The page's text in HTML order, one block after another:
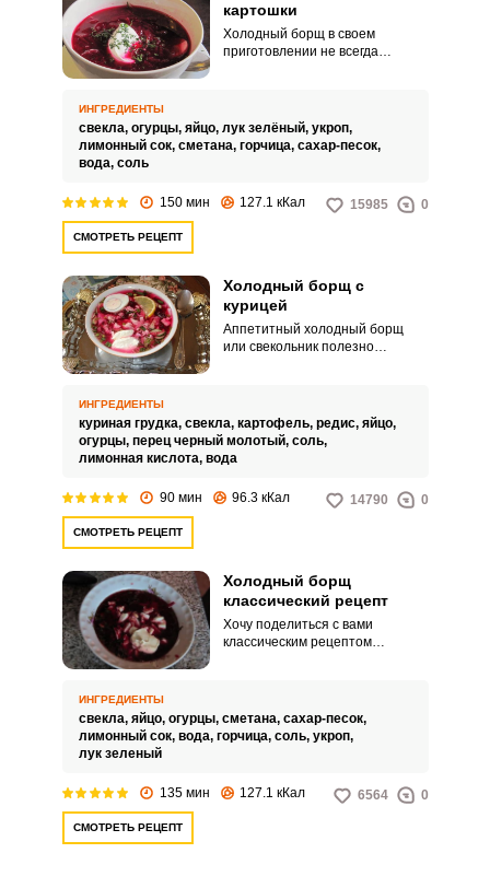
картошки
Холодный борщ в своем
приготовлении не всегда
того гармоничное сочетание.
ИНГРЕДИЕНТЫ
свекла, огурцы, яйцо, лук зелёный, укроп,
лимонный сок, сметана, горчица, сахар-песок,
вода, соль
150 мин 127.1 кКал 15985 0
СМОТРЕТЬ РЕЦЕПТ
Холодный борщ с
курицей
Аппетитный холодный борщ
или свекольник полезно
ИНГРЕДИЕНТЫ
куриная грудка, свекла, картофель, редис, яйцо,
огурцы, перец черный молотый, соль,
лимонная кислота, вода
90 мин 96.3 кКал 14790 0
СМОТРЕТЬ РЕЦЕПТ
Холодный борщ
классический рецепт
Хочу поделиться с вами
классическим рецептом
Блюдо получается ароматным и
легким.
ИНГРЕДИЕНТЫ
свекла, яйцо, огурцы, сметана, сахар-песок,
лимонный сок, вода, горчица, соль, укроп,
лук зеленый
135 мин 127.1 кКал 6564 0
СМОТРЕТЬ РЕЦЕПТ